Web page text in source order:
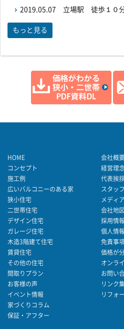
2019.05.07 立場駅 徒歩１０
もっと見る
HOME
コンセプト
施工例
広いバルコニーのある家
狭小住宅
二世帯住宅
デザイン住宅
ガレージ住宅
木造3階建て住宅
賃貸住宅
その他の住宅
間取りプラン
お客様の声
イベント情報
家づくりコラム
保証・アフター
会社概
経営理
代表挨
スタッ
メディ
会社地図
採用情報
個人情
免責事
価格が
オンラ
お問い
リンク
リフォ